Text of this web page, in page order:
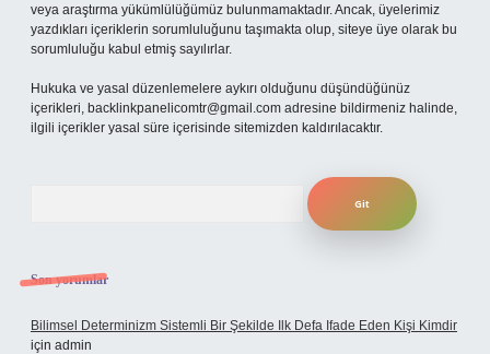
veya araştırma yükümlülüğümüz bulunmamaktadır. Ancak, üyelerimiz
yazdıkları içeriklerin sorumluluğunu taşımakta olup, siteye üye olarak bu
sorumluluğu kabul etmiş sayılırlar.
Hukuka ve yasal düzenlemelere aykırı olduğunu düşündüğünüz
içerikleri, backlinkpanelicomtr@gmail.com adresine bildirmeniz halinde,
ilgili içerikler yasal süre içerisinde sitemizden kaldırılacaktır.
Son yorumlar
Bilimsel Determinizm Sistemli Bir Şekilde Ilk Defa Ifade Eden Kişi Kimdir
için admin